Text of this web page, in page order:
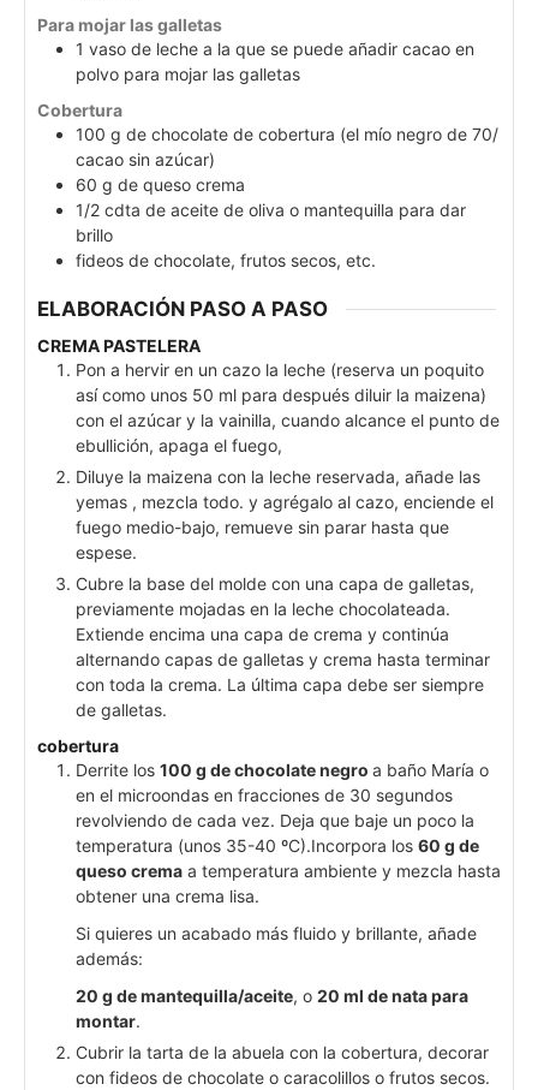
Para mojar las galletas
1 vaso de leche a la que se puede añadir cacao en
polvo para mojar las galletas
Cobertura
100 g de chocolate de cobertura (el mío negro de 70/
cacao sin azúcar)
60 g de queso crema
1/2 cdta de aceite de oliva o mantequilla para dar
brillo
fideos de chocolate, frutos secos, etc.
ELABORACIÓN PASO A PASO
CREMA PASTELERA
Pon a hervir en un cazo la leche (reserva un poquito
así como unos 50 ml para después diluir la maizena)
con el azúcar y la vainilla, cuando alcance el punto de
ebullición, apaga el fuego,
Diluye la maizena con la leche reservada, añade las
yemas , mezcla todo. y agrégalo al cazo, enciende el
fuego medio-bajo, remueve sin parar hasta que
espese.
Cubre la base del molde con una capa de galletas,
previamente mojadas en la leche chocolateada.
Extiende encima una capa de crema y continúa
alternando capas de galletas y crema hasta terminar
con toda la crema. La última capa debe ser siempre
de galletas.
cobertura
Derrite los 100 g de chocolate negro a baño María o
en el microondas en fracciones de 30 segundos
revolviendo de cada vez. Deja que baje un poco la
temperatura (unos 35-40 ºC).Incorpora los 60 g de
queso crema a temperatura ambiente y mezcla hasta
obtener una crema lisa.
Si quieres un acabado más fluido y brillante, añade
además:
20 g de mantequilla/aceite, o 20 ml de nata para
montar.
Cubrir la tarta de la abuela con la cobertura, decorar
con fideos de chocolate o caracolillos o frutos secos.